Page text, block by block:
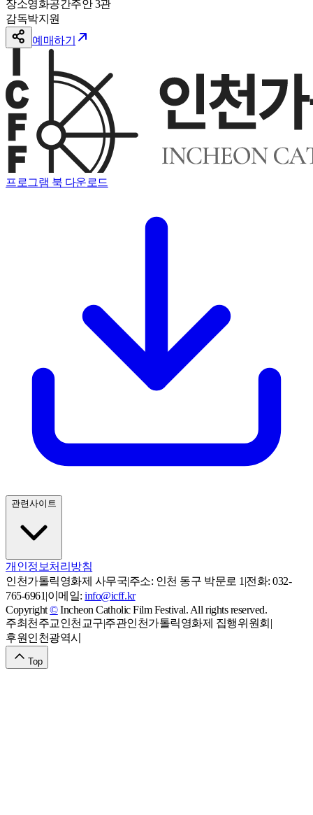
장소영화공간주안 3관
감독박지원
예매하기
프로그램 북 다운로드
관련사이트
개인정보처리방침
인천가톨릭영화제 사무국|주소: 인천 동구 박문로 1 |전화:032-
765-6961|이메일: info@icff.kr
Copyright © Incheon Catholic Film Festival. All rights reserved.
주최 천주교인천교구|주관인천가톨릭영화제 집행위원회 |
후원인천광역시
Top